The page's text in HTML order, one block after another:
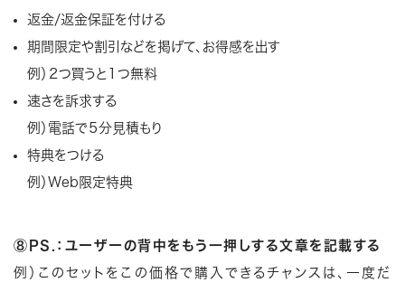
返金/返金保証を付ける
期間限定や割引などを掲げて、お得感を出す
例）２つ買うと１つ無料
速さを訴求する
例）電話で５分見積もり
特典をつける
例）Web限定特典
⑧PS.：ユーザーの背中をもう一押しする文章を記載する
例）このセットをこの価格で購入できるチャンスは、一度だ